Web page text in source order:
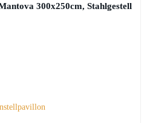
300x250cm, Stahlgestell